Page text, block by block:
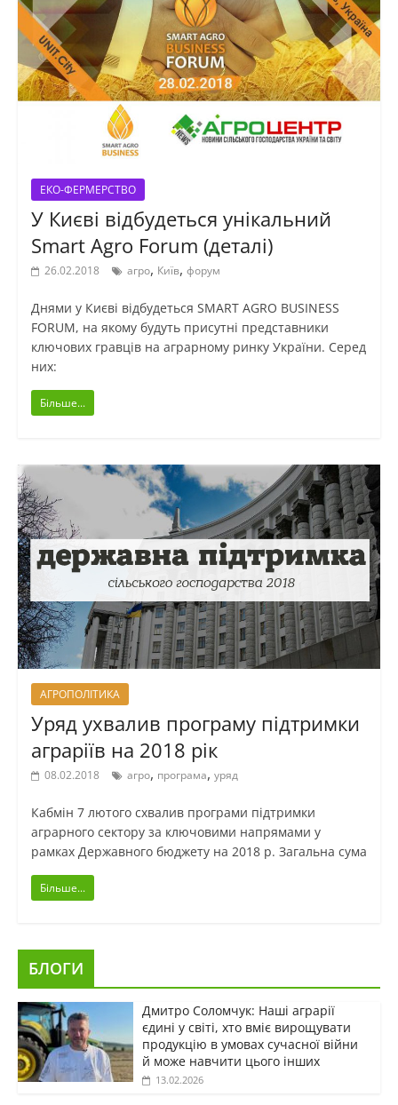
ЕКО-ФЕРМЕРСТВО
У Києві відбудеться унікальний
Smart Agro Forum (деталі)
26.02.2018 агро, Київ, форум
Днями у Києві відбудеться SMART AGRO BUSINESS
FORUM, на якому будуть присутні представники
ключових гравців на аграрному ринку України. Серед
них:
Більше...
АГРОПОЛІТИКА
Уряд ухвалив програму підтримки
аграріїв на 2018 рік
08.02.2018 агро, програма, уряд
Кабмін 7 лютого схвалив програми підтримки
аграрного сектору за ключовими напрямами у
рамках Державного бюджету на 2018 р. Загальна сума
Більше...
БЛОГИ
Дмитро Соломчук: Наші аграрії
єдині у світі, хто вміє вирощувати
продукцію в умовах сучасної війни
й може навчити цього інших
13.02.2026